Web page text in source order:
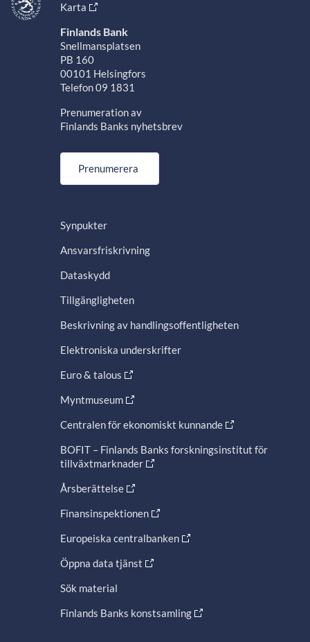
Karta
Finlands Bank
Snellmansplatsen
PB 160
00101 Helsingfors
Telefon 09 1831
Prenumeration av
Finlands Banks nyhetsbrev
Prenumerera
Synpukter
Ansvarsfriskrivning
Dataskydd
Tillgängligheten
Beskrivning av handlingsoffentligheten
Elektroniska underskrifter
Euro & talous
Myntmuseum
Centralen för ekonomiskt kunnande
BOFIT – Finlands Banks forskningsinstitut för
tillväxtmarknader
Årsberättelse
Finansinspektionen
Europeiska centralbanken
Öppna data tjänst
Sök material
Finlands Banks konstsamling